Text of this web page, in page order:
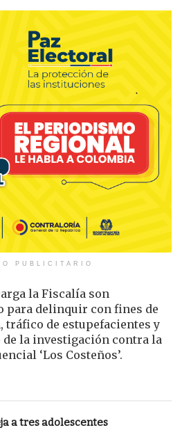
PUBLICITARIO
la Fiscalía son
delinquir con fines de
de estupefacientes y
de la investigación contra la
‘Los Costeños’.
a tres adolescentes